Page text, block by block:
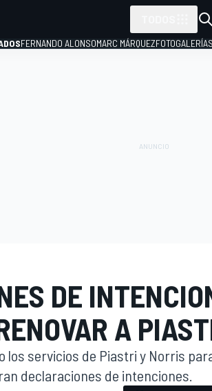
FERNANDO ALONSOMARC MÁRQUEZFOTOGALERÍAS
DE
A
los servicios de Piastri y Norris
declaraciones de intenciones.